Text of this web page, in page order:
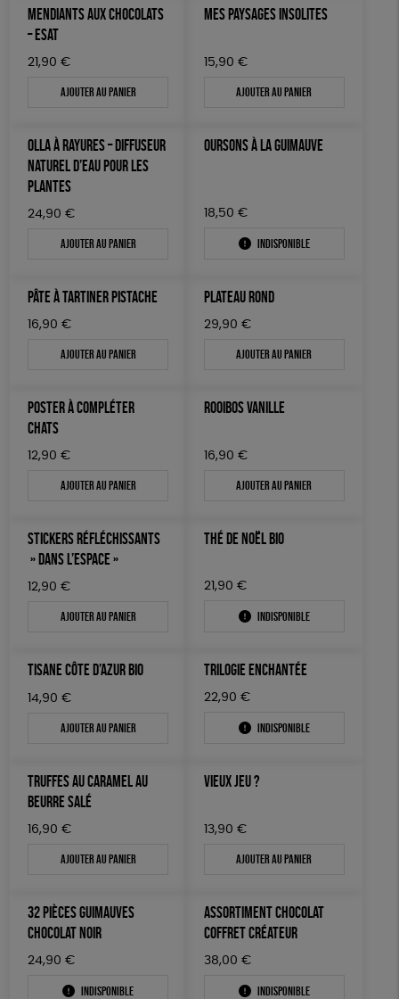
MENDIANTS AUX CHOCOLATS
– ESAT
21,90 €
Ajouter au panier
MES PAYSAGES INSOLITES
15,90 €
Ajouter au panier
OLLA À RAYURES – DIFFUSEUR
NATUREL D’EAU POUR LES
PLANTES
24,90 €
Ajouter au panier
OURSONS À LA GUIMAUVE
18,50 €
Indisponible
PÂTE À TARTINER PISTACHE
16,90 €
Ajouter au panier
PLATEAU ROND
29,90 €
Ajouter au panier
POSTER À COMPLÉTER
CHATS
12,90 €
Ajouter au panier
ROOIBOS VANILLE
16,90 €
Ajouter au panier
STICKERS RÉFLÉCHISSANTS
» DANS L’ESPACE »
12,90 €
Ajouter au panier
THÉ DE NOËL BIO
21,90 €
Indisponible
TISANE CÔTE D’AZUR BIO
14,90 €
Ajouter au panier
TRILOGIE ENCHANTÉE
22,90 €
Indisponible
TRUFFES AU CARAMEL AU
BEURRE SALÉ
16,90 €
Ajouter au panier
VIEUX JEU ?
13,90 €
Ajouter au panier
32 PIÈCES GUIMAUVES
CHOCOLAT NOIR
24,90 €
Indisponible
ASSORTIMENT CHOCOLAT
COFFRET CRÉATEUR
38,00 €
Indisponible